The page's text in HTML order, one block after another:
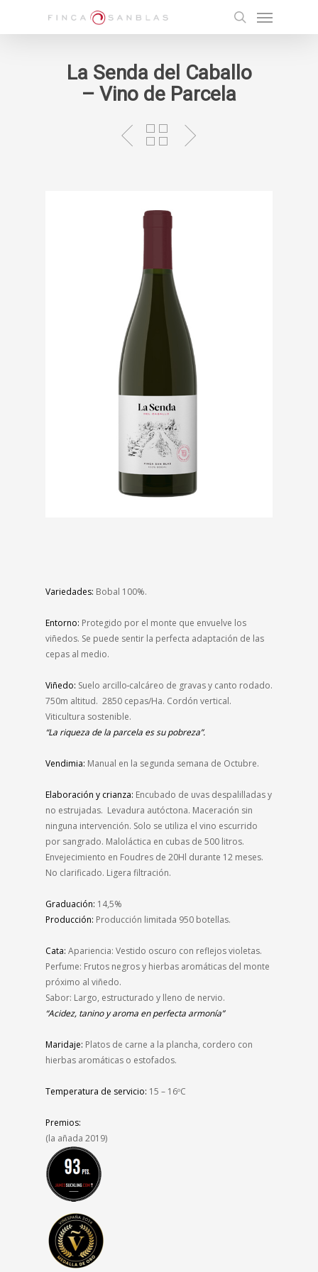
main
search
Menu
La Senda del Caballo
– Vino de Parcela
Variedades: Bobal 100%.
Entorno: Protegido por el monte que envuelve los
viñedos. Se puede sentir la perfecta adaptación de las
cepas al medio.
Viñedo: Suelo arcillo calcáreo de gravas y canto rodado.
750m altitud. 2850 cepas/Ha. Cordón vertical.
Viticultura sostenible.
“La riqueza de la parcela es su pobreza”.
Vendimia: Manual en la segunda semana de Octubre.
Elaboración y crianza: Encubado de uvas despalilladas y
no estrujadas. Levadura autóctona. Maceración sin
ninguna intervención. Solo se utiliza el vino escurrido
por sangrado. Maloláctica en cubas de 500 litros.
Envejecimiento en Foudres de 20Hl durante 12 meses.
No clarificado. Ligera filtración.
Graduación: 14,5%
Producción: Producción limitada 950 botellas.
Cata: Apariencia: Vestido oscuro con reflejos violetas.
Perfume: Frutos negros y hierbas aromáticas del monte
próximo al viñedo.
Sabor: Largo, estructurado y lleno de nervio.
“Acidez, tanino y aroma en perfecta armonía”
Maridaje: Platos de carne a la plancha, cordero con
hierbas aromáticas o estofados.
Temperatura de servicio: 15 – 16ºC
Premios:
(la añada 2019)